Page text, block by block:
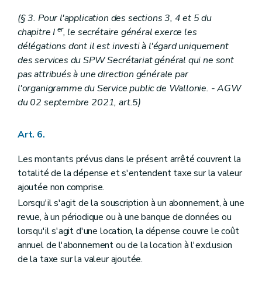
Sous-section 2 Dispositions particulières au Département de l'Emploi et de la Formation professionnelle
Art. 162
Art. 163
Art. 164
Art. 165
Art. 166
Sous-section 3
Dispositions particulières au Département de l'Investissement
Art. 167
Art. 168
Sous-section 5 Disposition particulière au Département de la Recherche et du Développement technologique et au Département de la Gestion financière
Art. 172
Chapitre IX
Dispositions finales
Art. 173
Art. 174
Art. 175
Annexe
(§ 3. Pour l'application des sections 3, 4 et 5 du
chapitre Ier, le secrétaire général exerce les
délégations dont il est investi à l'égard uniquement
des services du SPW Secrétariat général qui ne sont
pas attribués à une direction générale par
l'organigramme du Service public de Wallonie. - AGW
du 02 septembre 2021, art.5)
Art. 6.
Les montants prévus dans le présent arrêté couvrent la
totalité de la dépense et s'entendent taxe sur la valeur
ajoutée non comprise.
Lorsqu'il s'agit de la souscription à un abonnement, à une
revue, à un périodique ou à une banque de données ou
lorsqu'il s'agit d'une location, la dépense couvre le coût
annuel de l'abonnement ou de la location à l'exclusion
de la taxe sur la valeur ajoutée.